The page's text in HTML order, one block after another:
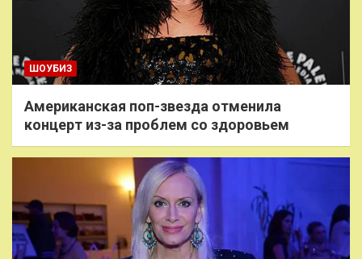
ШОУБИЗ
Американская поп-звезда отменила
концерт из-за проблем со здоровьем